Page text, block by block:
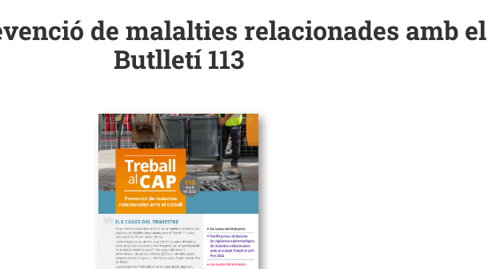
de malalties relacionades amb
Butlletí 113